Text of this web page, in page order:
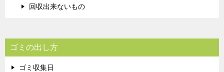
回収出来ないもの
ゴミの出し方
ゴミ収集日